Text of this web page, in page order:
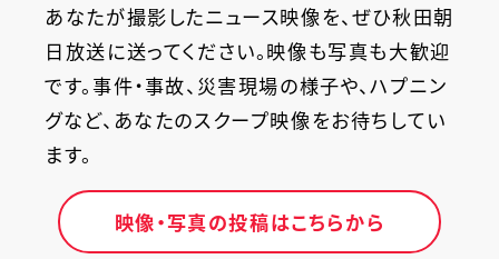
あなたが撮影したニュース映像を、ぜひ秋田朝
日放送に送ってください。映像も写真も大歓迎
です。事件・事故、災害現場の様子や、ハプニン
グなど、あなたのスクープ映像をお待ちしてい
ます。
映像・写真の投稿はこちらから